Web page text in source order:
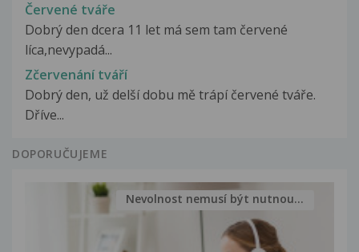
Červené tváře
Dobrý den dcera 11 let má sem tam červené
líca,nevypadá...
Zčervenání tváří
Dobrý den, už delší dobu mě trápí červené tváře.
Dříve...
DOPORUČUJEME
Nevolnost nemusí být nutnou...